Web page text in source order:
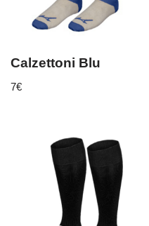
Calzettoni Blu
7€